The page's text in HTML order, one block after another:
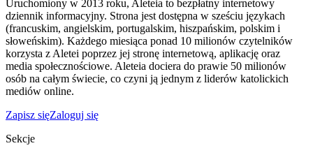
Uruchomiony w 2013 roku, Aleteia to bezpłatny internetowy
dziennik informacyjny. Strona jest dostępna w sześciu językach
(francuskim, angielskim, portugalskim, hiszpańskim, polskim i
słoweńskim). Każdego miesiąca ponad 10 milionów czytelników
korzysta z Aletei poprzez jej stronę internetową, aplikację oraz
media społecznościowe. Aleteia dociera do prawie 50 milionów
osób na całym świecie, co czyni ją jednym z liderów katolickich
mediów online.
Zapisz sięZaloguj się
Sekcje